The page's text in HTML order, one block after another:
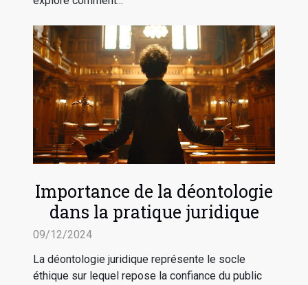
Importance de la déontologie
dans la pratique juridique
09/12/2024
La déontologie juridique représente le socle
éthique sur lequel repose la confiance du public